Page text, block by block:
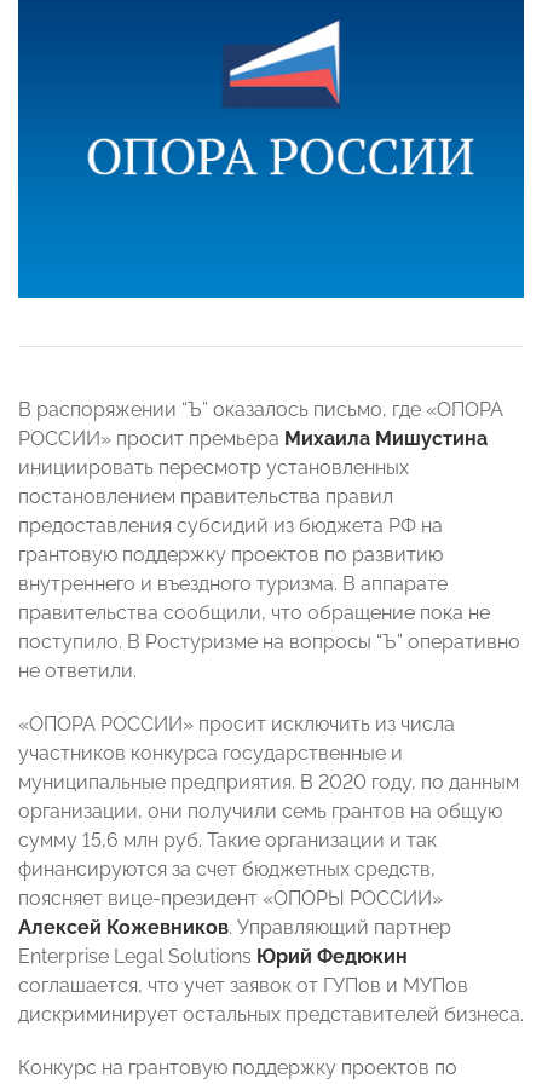
В распоряжении “Ъ” оказалось письмо, где «ОПОРА
РОССИИ» просит премьера Михаила Мишустина
инициировать пересмотр установленных
постановлением правительства правил
предоставления субсидий из бюджета РФ на
грантовую поддержку проектов по развитию
внутреннего и въездного туризма. В аппарате
правительства сообщили, что обращение пока не
поступило. В Ростуризме на вопросы “Ъ” оперативно
не ответили.
«ОПОРА РОССИИ» просит исключить из числа
участников конкурса государственные и
муниципальные предприятия. В 2020 году, по данным
организации, они получили семь грантов на общую
сумму 15,6 млн руб. Такие организации и так
финансируются за счет бюджетных средств,
поясняет вице-президент «ОПОРЫ РОССИИ»
Алексей Кожевников. Управляющий партнер
Enterprise Legal Solutions Юрий Федюкин
соглашается, что учет заявок от ГУПов и МУПов
дискриминирует остальных представителей бизнеса.
Конкурс на грантовую поддержку проектов по